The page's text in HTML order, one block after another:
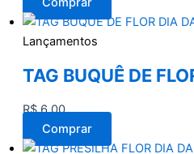
Lançamentos
TAG BUQUÊ DE
R$6,00
Comprar